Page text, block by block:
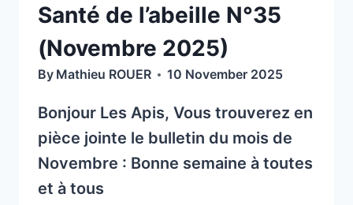
DANS
LE
PUY
DE
ET
DÉPARTEMENT
Santé de l’abeille N°35
(Novembre 2025)
By Mathieu ROUER 10 November 2025
Bonjour Les Apis, Vous trouverez en
pièce jointe le bulletin du mois de
Novembre : Bonne semaine à toutes
et à tous